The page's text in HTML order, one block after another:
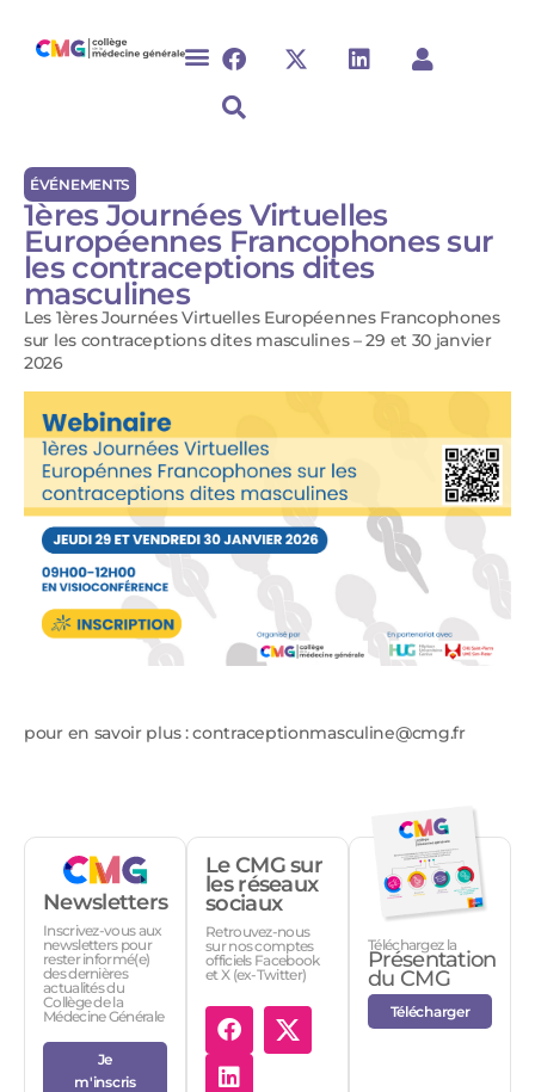
ÉVÉNEMENTS
1ères Journées Virtuelles
Européennes Francophones sur
les contraceptions dites
masculines
Les 1ères Journées Virtuelles Européennes Francophones
sur les contraceptions dites masculines – 29 et 30 janvier
2026
pour en savoir plus : contraceptionmasculine@cmg.fr
Newsletters
Inscrivez-vous aux
newsletters pour
rester informé(e)
des dernières
actualités du
Collège de la
Médecine Générale
Je
m'inscris
Le CMG sur
les réseaux
sociaux
Retrouvez-nous
sur nos comptes
officiels Facebook
et X (ex-Twitter)
Téléchargez la
Présentation
du CMG
Télécharger